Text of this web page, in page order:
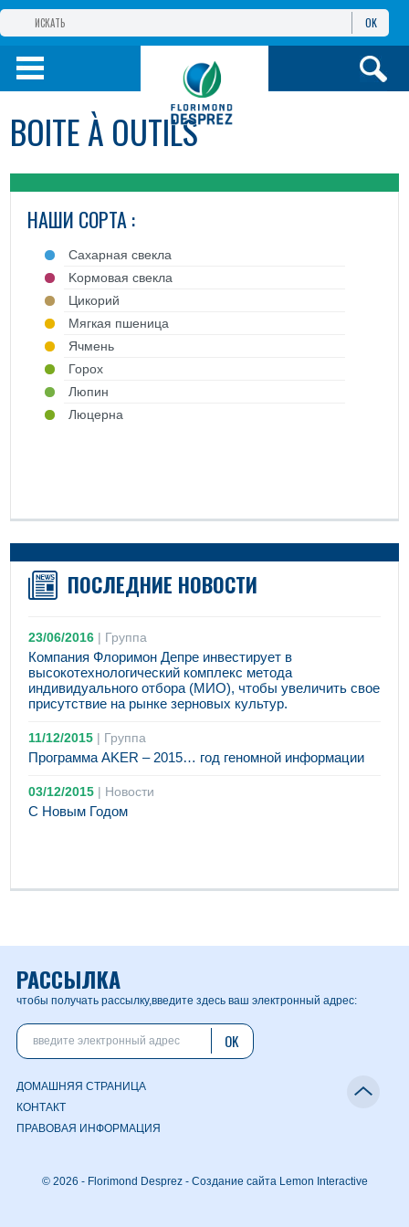
ГРУППА КОМПАНИЙ ФЛОРИМОН
ДЕПРЕ
ФЛОРИМОН ДЕПРЕ ЕВРАЗИЯ
ИНФОРМАЦИЯ ИУСЛУГИ
OK
BOITE À OUTILS
НАШИ СОРТА :
Cахарная свекла
Kормовая свекла
Цикорий
Mягкая пшеница
Ячмень
Горох
Люпин
Люцерна
ПОСЛЕДНИЕ НОВОСТИ
23/06/2016 | Группа
Компания Флоримон Депре инвестирует в
высокотехнологический комплекс метода
индивидуального отбора (МИО), чтобы увеличить свое
присутствие на рынке зерновых культур.
11/12/2015 | Группа
Программа AKER – 2015… год геномной информации
03/12/2015 | Новости
С Новым Годом
РАССЫЛКА
чтобы получать рассылку,введите здесь ваш электронный адрес:
OK
ДОМАШНЯЯ СТРАНИЦА
КОНТАКТ
ПРАВОВАЯ ИНФОРМАЦИЯ
© 2026 - Florimond Desprez - Создание сайта Lemon Interactive